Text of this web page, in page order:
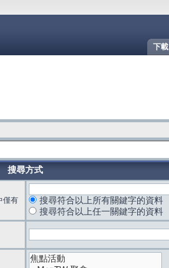
下載
搜尋方式
僅有
搜尋符合以上所有關鍵字的資料
搜尋符合以上任一關鍵字的資料